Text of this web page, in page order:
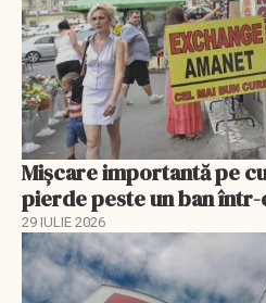
Mișcare importantă pe
pierde peste un ban
29 IULIE 2026